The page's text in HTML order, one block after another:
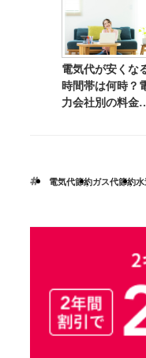
電気代が安くな
時間帯は何時？
力会社別の料金
電気代節約ガス代節約水